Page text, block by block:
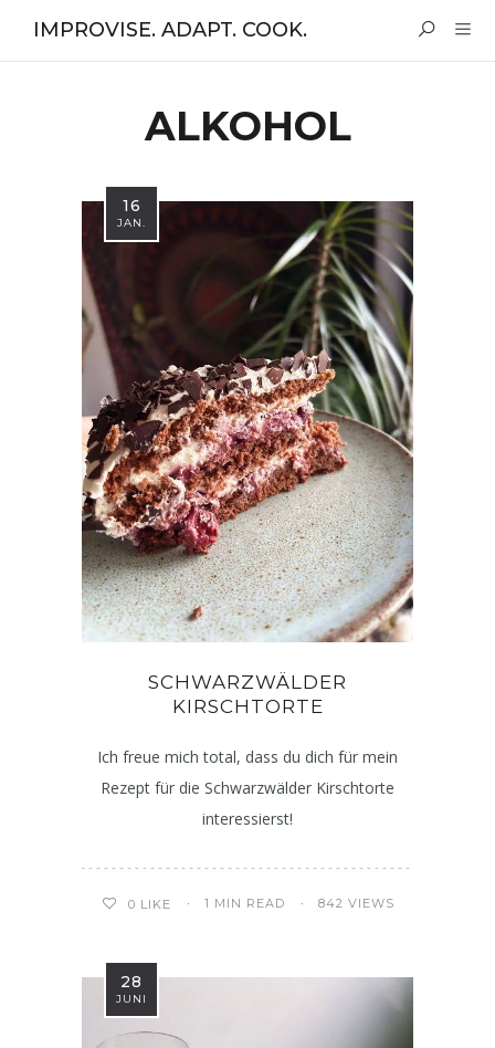
IMPROVISE. ADAPT. COOK.
ALKOHOL
16
JAN.
SCHWARZWÄLDER
KIRSCHTORTE
Ich freue mich total, dass du dich für mein
Rezept für die Schwarzwälder Kirschtorte
interessierst!
0 LIKE 1 MIN READ 842 VIEWS
28
JUNI